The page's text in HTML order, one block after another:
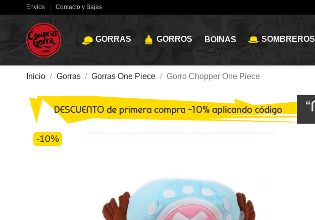
Envíos Contacto y Bajas
GORRAS GORROS BOINAS SOMBREROS
Inicio Gorras Gorras One Piece Gorro Chopper One Piece
-10%